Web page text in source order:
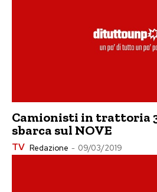
Camionisti in trattoria
sbarca sul NOVE
TV Redazione - 09/03/2019